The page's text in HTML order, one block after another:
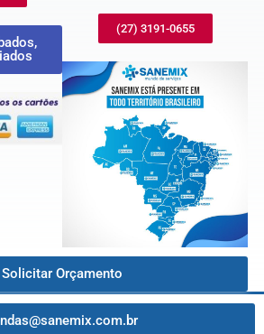
(27) 3191-0655
Solicitar Orçamento